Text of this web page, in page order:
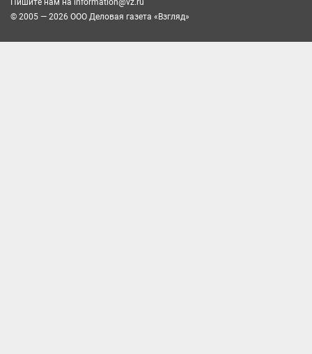
© 2005 — 2026 ООО Деловая газета «Взгляд»